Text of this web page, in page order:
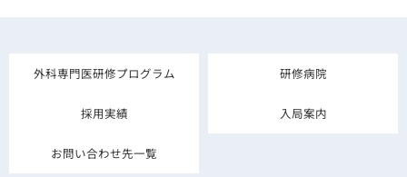
外科専門医研修プログラム 研修病院
採用実績 入局案内
お問い合わせ先一覧